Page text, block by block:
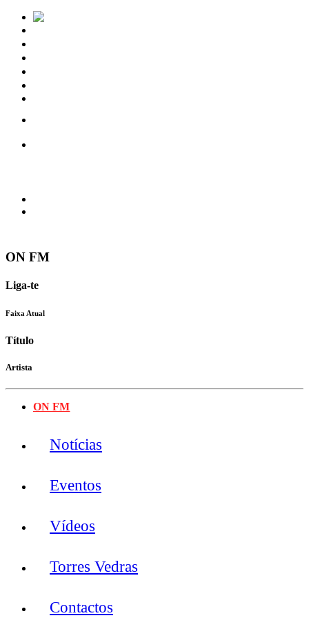
ON FM
Liga-te
Faixa Atual
Título
Artista
ON FM
Notícias
Eventos
Vídeos
Torres Vedras
Contactos